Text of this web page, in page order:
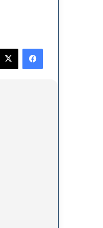
فيسبوك